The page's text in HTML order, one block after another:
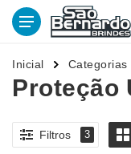
Inicial Categorias
Proteção
Filtros 3